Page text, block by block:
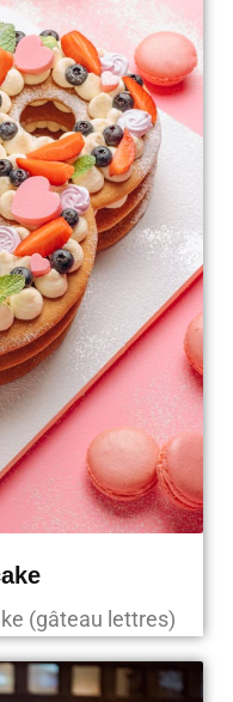
(gâteau lettres)